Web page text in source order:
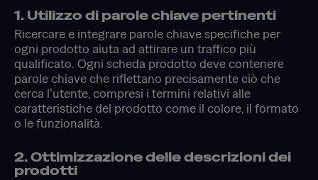
1. Utilizzo di parole chiave pertinenti
Ricercare e integrare parole chiave specifiche per
ogni prodotto aiuta ad attirare un traffico più
qualificato. Ogni scheda prodotto deve contenere
parole chiave che riflettano precisamente ciò che
cerca l’utente, compresi i termini relativi alle
caratteristiche del prodotto come il colore, il formato
o le funzionalità.
2. Ottimizzazione delle descrizioni dei
prodotti